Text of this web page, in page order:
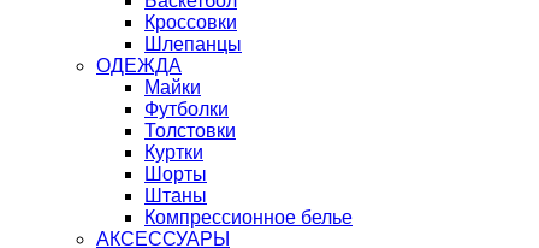
Кроссовки
Шлепанцы
ОДЕЖДА
Майки
Футболки
Толстовки
Куртки
Шорты
Штаны
Компрессионное белье
АКСЕССУАРЫ